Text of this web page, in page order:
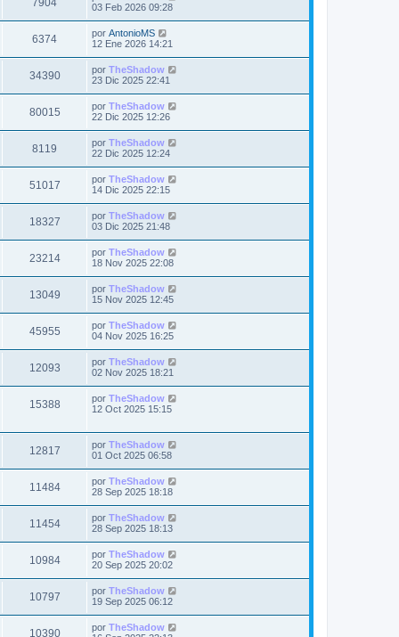
j
e
a
n
s
a
j
e
a
s
o
m
e
n
s
a
j
e
7904
i
t
a
s
l
m
o
m
e
n
s
a
j
e
03 Feb 2026 09:28
6374V
i
t
a
Ú
m
o
m
e
n
s
a
j
e
por AntonioMS
12 Ene 2026 14:21
34390V
i
a
Ú
l
m
o
m
e
n
s
a
j
e
por TheShadow
23 Dic 2025 22:41
80015V
i
t
a
Ú
l
m
o
m
e
n
s
a
j
e
por TheShadow
22 Dic 2025 12:26
8119
i
t
a
s
Ú
l
m
o
m
e
n
s
a
j
e
por TheShadow
22 Dic 2025 12:24
51017V
i
t
a
s
Ú
m
o
m
e
n
s
a
j
e
por TheShadow
14 Dic 2025 22:15
18327V
i
t
a
s
Ú
l
m
o
m
e
n
s
a
j
e
por TheShadow
03 Dic 2025 21:48
23214V
i
t
a
s
Ú
m
o
m
e
n
s
a
j
e
por TheShadow
18 Nov 2025 22:08
13049V
i
t
a
s
Ú
m
o
m
e
n
s
a
j
e
por TheShadow
15 Nov 2025 12:45
45955V
i
t
s
Ú
l
m
o
m
e
n
a
j
e
por TheShadow
04 Nov 2025 16:25
12093V
i
t
s
Ú
l
m
o
e
n
s
a
j
e
por TheShadow
02 Nov 2025 18:21
15388V
s
t
s
Ú
o
m
e
n
s
a
j
e
por TheShadow
12 Oct 2025 15:15
12817V
i
t
a
s
Ú
l
m
o
m
e
n
s
a
j
e
por TheShadow
01 Oct 2025 06:58
11484V
i
t
a
Ú
l
m
o
m
e
n
s
a
j
e
por TheShadow
28 Sep 2025 18:18
11454V
i
t
a
Ú
l
m
o
m
e
n
s
a
j
por TheShadow
28 Sep 2025 18:13
10984V
i
t
Ú
l
m
o
m
e
por TheShadow
20 Sep 2025 20:02
10797V
i
Ú
m
por TheShadow
19 Sep 2025 06:12
10390V
Ú
por TheShadow